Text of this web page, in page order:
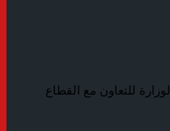
للتعاون مع القطاع